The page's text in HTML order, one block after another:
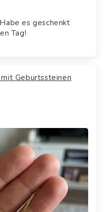
es geschenkt
Tag!
Geburtssteinen